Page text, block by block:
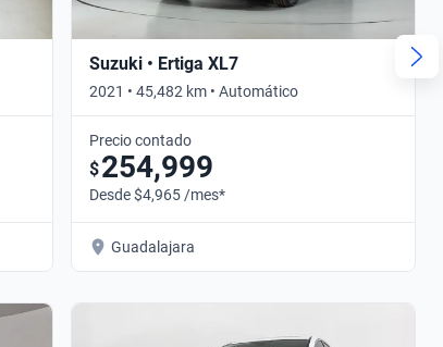
Suzuki • Ertiga XL7
2021 • 45,482 km • Automático
Precio contado
$254,999
Desde $4,965 /mes*
Guadalajara